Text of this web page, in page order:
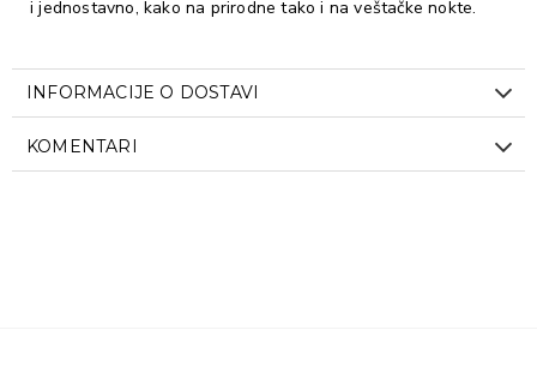
i jednostavno, kako na prirodne tako i na veštačke nokte.
INFORMACIJE O DOSTAVI
KOMENTARI